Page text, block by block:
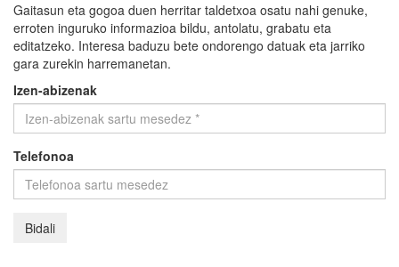
Gaitasun eta gogoa duen herritar taldetxoa osatu nahi genuke,
erroten inguruko informazioa bildu, antolatu, grabatu eta
editatzeko. Interesa baduzu bete ondorengo datuak eta jarriko
gara zurekin harremanetan.
Izen-abizenak
Telefonoa